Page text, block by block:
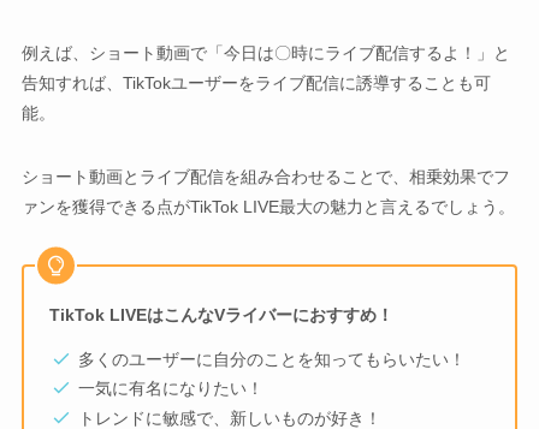
例えば、ショート動画で「今日は〇時にライブ配信するよ！」と
告知すれば、TikTokユーザーをライブ配信に誘導することも可
能。
ショート動画とライブ配信を組み合わせることで、相乗効果でフ
ァンを獲得できる点がTikTok LIVE最大の魅力と言えるでしょう。
TikTok LIVEはこんなVライバーにおすすめ！
多くのユーザーに自分のことを知ってもらいたい！
一気に有名になりたい！
トレンドに敏感で、新しいものが好き！